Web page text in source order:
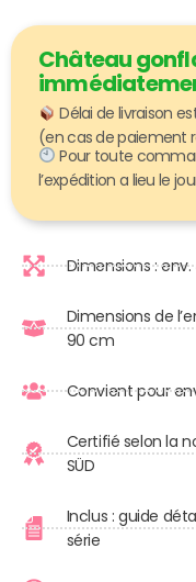
Château
Délai de livraison
(en cas de paiement
Pour toute
l’expédition a lieu le
Dimensions :
Dimensions de
90 cm
Convient pour
Certifié selon la
SÜD
Inclus : guide
série